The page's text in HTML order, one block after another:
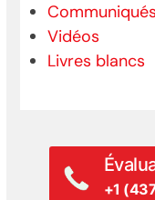
Vidéos
Livres blancs
+1